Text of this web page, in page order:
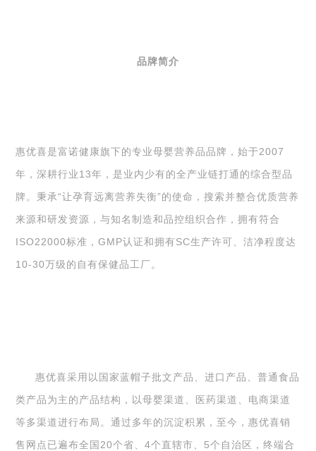
品牌简介
惠优喜是富诺健康旗下的专业母婴营养品品牌，始于2007
年，深耕行业13年，是业内少有的全产业链打通的综合型品
牌。秉承“让孕育远离营养失衡”的使命，搜索并整合优质营养
来源和研发资源，与知名制造和品控组织合作，拥有符合
ISO22000标准，GMP认证和拥有SC生产许可、洁净程度达
10-30万级的自有保健品工厂。
惠优喜采用以国家蓝帽子批文产品、进口产品、普通食品
类产品为主的产品结构，以母婴渠道、医药渠道、电商渠道
等多渠道进行布局。通过多年的沉淀积累，至今，惠优喜销
售网点已遍布全国20个省、4个直辖市、5个自治区，终端合